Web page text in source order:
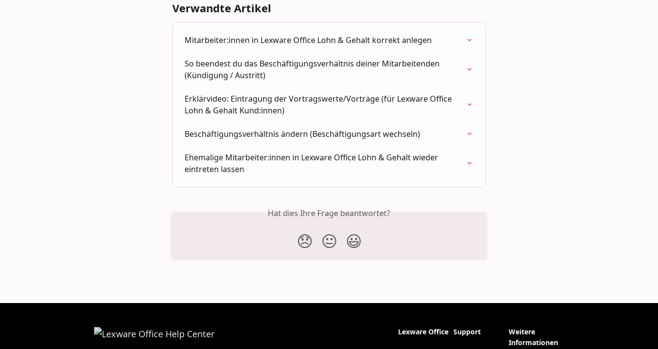
Verwandte Artikel
Mitarbeiter:innen in Lexware Office Lohn & Gehalt korrekt anlegen
So beendest du das Beschäftigungsverhältnis deiner Mitarbeitenden
(Kündigung / Austritt)
Erklärvideo: Eintragung der Vortragswerte/Vorträge (für Lexware Office
Lohn & Gehalt Kund:innen)
Beschäftigungsverhältnis ändern (Beschäftigungsart wechseln)
Ehemalige Mitarbeiter:innen in Lexware Office Lohn & Gehalt wieder
eintreten lassen
Hat dies Ihre Frage beantwortet?
😞 😐 😃
Lexware Office Support
Weitere
Informationen